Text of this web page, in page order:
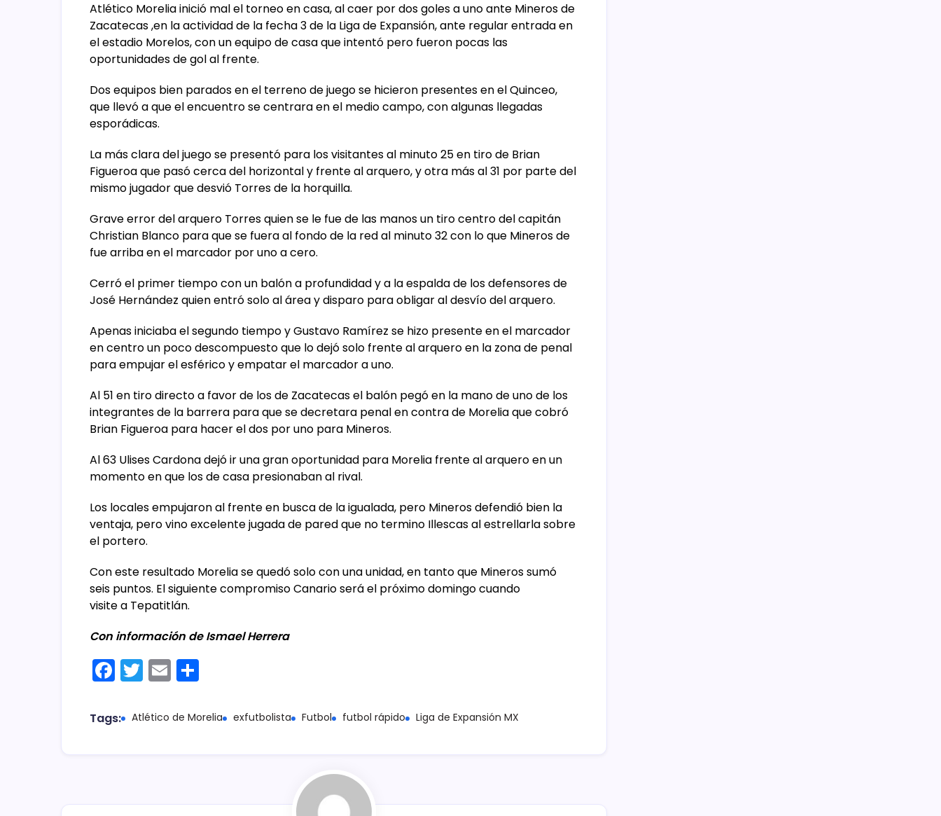
Atlético Morelia inició mal el torneo en casa, al caer por dos goles a uno ante Mineros de
Zacatecas ,en la actividad de la fecha 3 de la Liga de Expansión, ante regular entrada en
el estadio Morelos, con un equipo de casa que intentó pero fueron pocas las
oportunidades de gol al frente.
Dos equipos bien parados en el terreno de juego se hicieron presentes en el Quinceo,
que llevó a que el encuentro se centrara en el medio campo, con algunas llegadas
esporádicas.
La más clara del juego se presentó para los visitantes al minuto 25 en tiro de Brian
Figueroa que pasó cerca del horizontal y frente al arquero, y otra más al 31 por parte del
mismo jugador que desvió Torres de la horquilla.
Grave error del arquero Torres quien se le fue de las manos un tiro centro del capitán
Christian Blanco para que se fuera al fondo de la red al minuto 32 con lo que Mineros de
fue arriba en el marcador por uno a cero.
Cerró el primer tiempo con un balón a profundidad y a la espalda de los defensores de
José Hernández quien entró solo al área y disparo para obligar al desvío del arquero.
Apenas iniciaba el segundo tiempo y Gustavo Ramírez se hizo presente en el marcador
en centro un poco descompuesto que lo dejó solo frente al arquero en la zona de penal
para empujar el esférico y empatar el marcador a uno.
Al 51 en tiro directo a favor de los de Zacatecas el balón pegó en la mano de uno de los
integrantes de la barrera para que se decretara penal en contra de Morelia que cobró
Brian Figueroa para hacer el dos por uno para Mineros.
Al 63 Ulises Cardona dejó ir una gran oportunidad para Morelia frente al arquero en un
momento en que los de casa presionaban al rival.
Los locales empujaron al frente en busca de la igualada, pero Mineros defendió bien la
ventaja, pero vino excelente jugada de pared que no termino Illescas al estrellarla sobre
el portero.
Con este resultado Morelia se quedó solo con una unidad, en tanto que Mineros sumó
seis puntos. El siguiente compromiso Canario será el próximo domingo cuando
visite a Tepatitlán.
Con información de Ismael Herrera
F
c
T
itt
E
ai m
Tags: Atlético de Morelia exfutbolista Futbol futbol rápido Liga de Expansión MX